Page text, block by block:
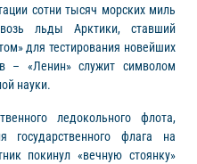
сотни тысяч морских миль
льды Арктики, ставший
для тестирования новейших
– «Ленин» служит символом
науки.
ледокольного флота,
государственного флага на
покинул «вечную стоянку»